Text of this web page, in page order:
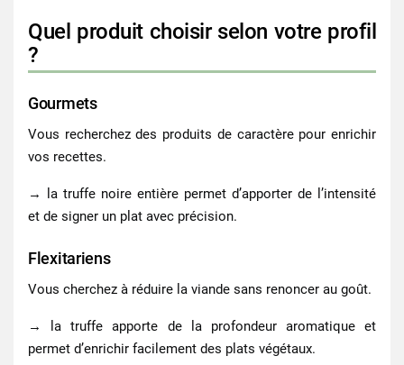
Quel produit choisir selon votre profil
?
Gourmets
Vous recherchez des produits de caractère pour enrichir
vos recettes.
→ la truffe noire entière permet d’apporter de l’intensité
et de signer un plat avec précision.
Flexitariens
Vous cherchez à réduire la viande sans renoncer au goût.
→ la truffe apporte de la profondeur aromatique et
permet d’enrichir facilement des plats végétaux.